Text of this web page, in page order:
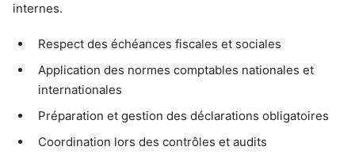
internes.
Respect des échéances fiscales et sociales
Application des normes comptables nationales et
internationales
Préparation et gestion des déclarations obligatoires
Coordination lors des contrôles et audits